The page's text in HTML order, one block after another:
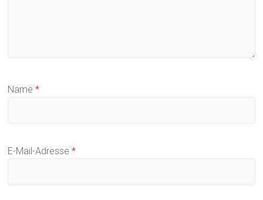
Name*
E-Mail-Adresse*